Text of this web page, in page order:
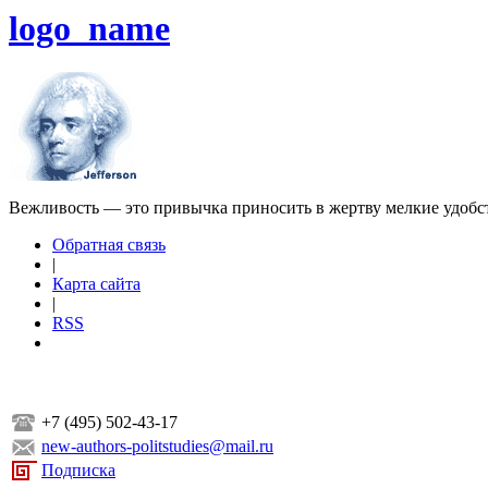
logo_name
Вежливость — это привычка приносить в жертву мелкие
Обратная связь
|
Карта сайта
|
RSS
+7 (495) 502-43-17
new-authors-politstudies@mail.ru
Подписка